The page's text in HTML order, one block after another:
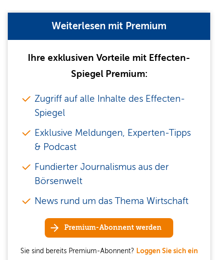
Weiterlesen mit Premium
Ihre exklusiven Vorteile mit Effecten-
Spiegel Premium:
Zugriff auf alle Inhalte des Effecten-
Spiegel
Exklusive Meldungen, Experten-Tipps
& Podcast
Fundierter Journalismus aus der
Börsenwelt
News rund um das Thema Wirtschaft
Premium-Abonnent werden
Sie sind bereits Premium-Abonnent? Loggen Sie sich ein